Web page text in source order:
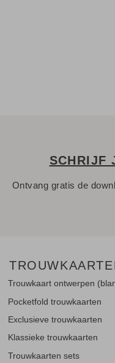
SCHRIJF
Ontvang gratis de
Trouwkaart ontwerpen
Pocketfold trouwkaarten
Exclusieve trouwkaarten
Klassieke trouwkaarten
Trouwkaarten sets